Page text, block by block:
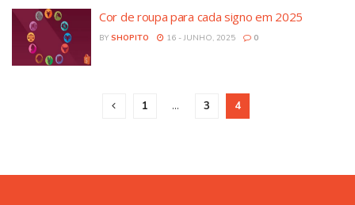
Cor de roupa para cada signo em 2025
BY SHOPITO 16 - JUNHO, 2025 0
1 … 3 4